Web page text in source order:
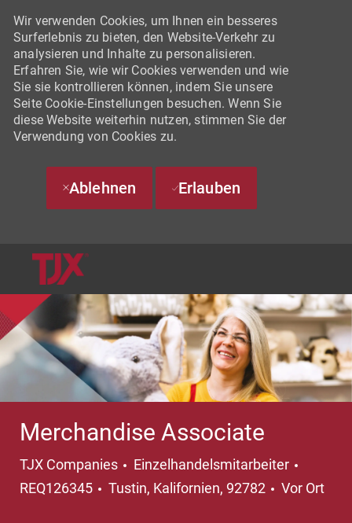
Wir verwenden Cookies, um Ihnen ein besseres
Surferlebnis zu bieten, den Website-Verkehr zu
analysieren und Inhalte zu personalisieren.
Erfahren Sie, wie wir Cookies verwenden und wie
Sie sie kontrollieren können, indem Sie unsere
Seite Cookie-Einstellungen besuchen. Wenn Sie
diese Website weiterhin nutzen, stimmen Sie der
Verwendung von Cookies zu.
Ablehnen Erlauben
Merchandise Associate
TJX Companies Kategorie
Einzelhandelsmitarbeiter
REQ126345
Ort
Tustin, Kalifornien, 92782 Vor Ort